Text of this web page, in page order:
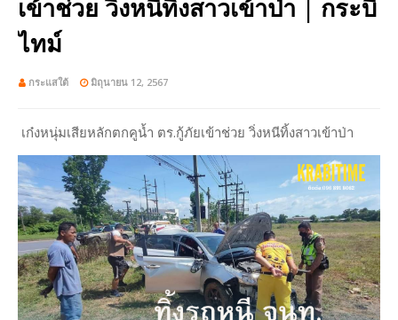
เข้าช่วย วิ่งหนีทิ้งสาวเข้าป่า | กระบี่
ไทม์
กระแสใต้ มิถุนายน 12, 2567
เก๋งหนุ่มเสียหลักตกคูน้ำ ตร.กู้ภัยเข้าช่วย วิ่งหนีทิ้งสาวเข้าป่า